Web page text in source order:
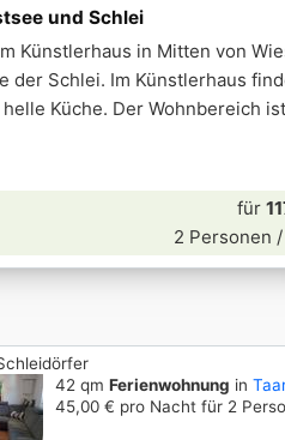
und Schlei
Künstlerhaus in Mitten von
der Schlei. Im Künstlerhaus
Küche. Der Wohnbereich
für
2 Personen
42 qm Ferienwohnung in
45,00 € pro Nacht für 2